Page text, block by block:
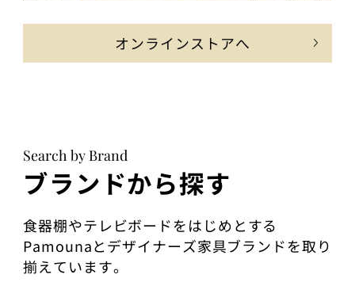
オンラインストアへ
Search by Brand
ブランドから探す
食器棚やテレビボードをはじめとする
Pamounaとデザイナーズ家具ブランドを取り
揃えています。